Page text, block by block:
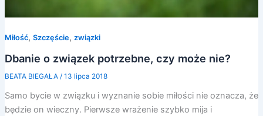
Miłość, Szczęście, związki
Dbanie o związek potrzebne, czy może nie?
BEATA BIEGAŁA / 13 lipca 2018
Samo bycie w związku i wyznanie sobie miłości nie oznacza, że
będzie on wieczny. Pierwsze wrażenie szybko mija i